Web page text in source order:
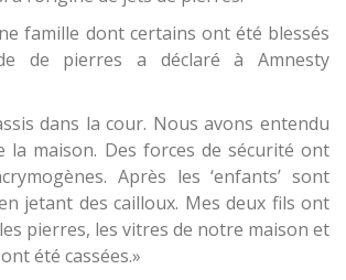
famille dont certains ont été blessés
de pierres a déclaré à Amnesty
dans la cour. Nous avons entendu
la maison. Des forces de sécurité ont
Après les ‘enfants’ sont
jetant des cailloux. Mes deux fils ont
pierres, les vitres de notre maison et
été cassées.»